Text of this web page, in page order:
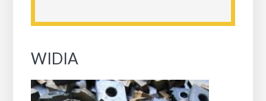
WIDIA